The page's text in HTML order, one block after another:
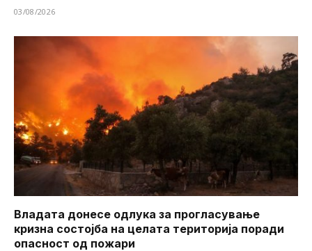
03/08/2026
Владата донесе одлука за прогласување
кризна состојба на целата територија поради
опасност од пожари